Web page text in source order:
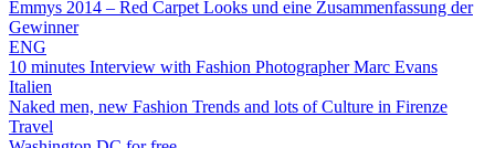
Emmys 2014 – Red Carpet Looks und eine Zusammenfassung der
Gewinner
ENG
10 minutes Interview with Fashion Photographer Marc Evans
Italien
Naked men, new Fashion Trends and lots of Culture in Firenze
Travel